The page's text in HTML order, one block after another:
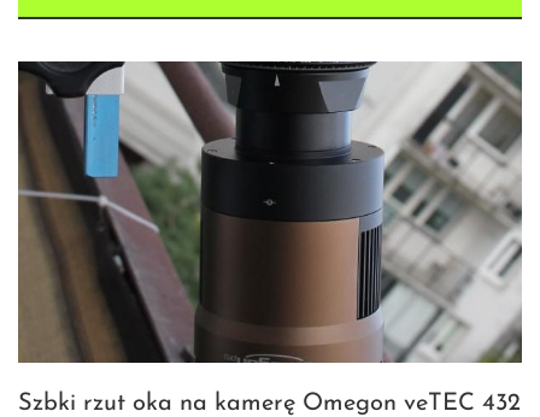
Szbki rzut oka na kamerę Omegon veTEC 432